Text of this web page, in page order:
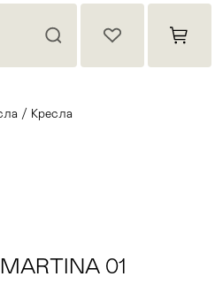
/ Кресла
01